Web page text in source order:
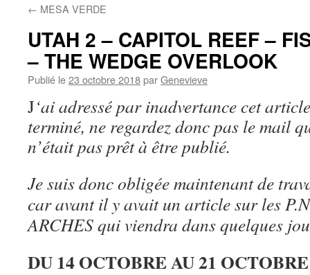
contenu
← MESA VERDE
UTAH 2 – CAPITOL REEF –
– THE WEDGE OVERLOOK
Publié le23 octobre 2018parGenevieve
J‘ai adressé par inadvertance cet
terminé, ne regardez donc pas le mail
n’était pas prêt à être publié.
Je suis donc obligée maintenant de
car avant il y avait un article sur les
ARCHES qui viendra dans quelques
DU 14 OCTOBRE AU 21